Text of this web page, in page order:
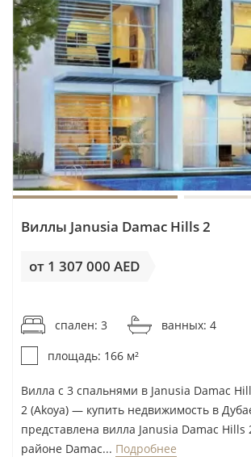
Виллы Janusia Damac Hills 2
от 1 307 000 AED
спален: 3
ванных: 4
площадь: 166 м²
Вилла с 3 спальнями в Janusia Damac
2 (Akoya) — купить недвижимость в
представлена вилла Janusia Damac Hills
районе Damac... Подробнее